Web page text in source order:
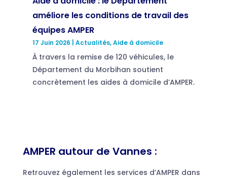
améliore les conditions de travail des
équipes AMPER
17 Juin 2026 Actualités,Aide à domicile
À travers la remise de 120 véhicules, le
Département du Morbihan soutient
concrètement les aides à domicile d’AMPER.
AMPER autour de Vannes :
Retrouvez également les services d’AMPER dans